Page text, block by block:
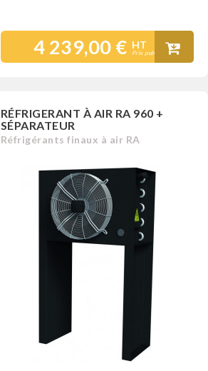
4 239,00 € HT
Prix public
RÉFRIGERANT À AIR RA 960 +
SÉPARATEUR
Réfrigérants finaux à air RA